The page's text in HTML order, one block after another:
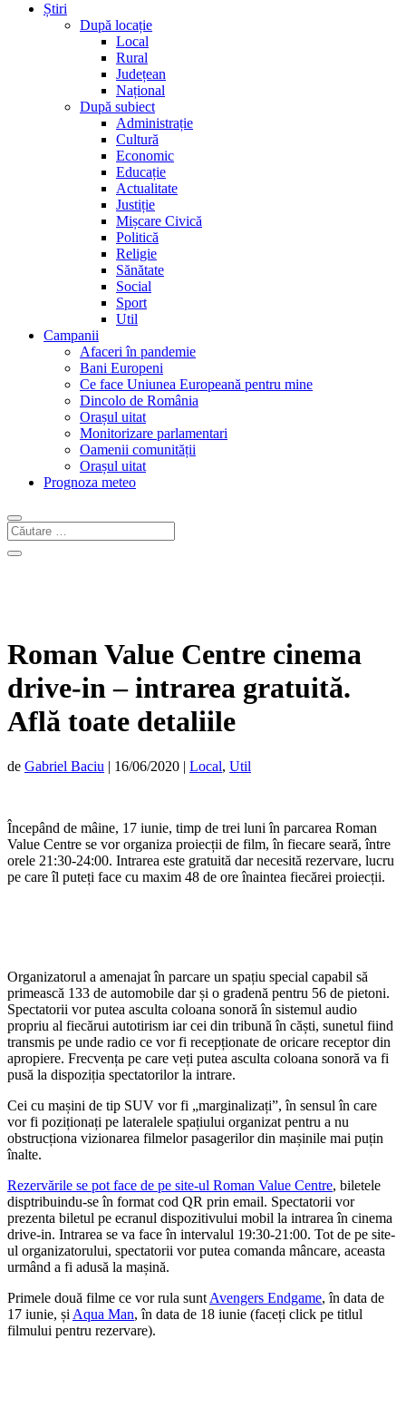
Știri
După locație
Local
Rural
Județean
Național
După subiect
Administrație
Cultură
Economic
Educație
Actualitate
Justiție
Mișcare Civică
Politică
Religie
Sănătate
Social
Sport
Util
Campanii
Afaceri în pandemie
Bani Europeni
Ce face Uniunea Europeană pentru mine
Dincolo de România
Orașul uitat
Monitorizare parlamentari
Oamenii comunității
Orașul uitat
Prognoza meteo
Roman Value Centre cinema
drive-in – intrarea gratuită.
Află toate detaliile
de Gabriel Baciu | 16/06/2020 | Local, Util
Începând de mâine, 17 iunie, timp de trei luni în parcarea Roman
Value Centre se vor organiza proiecții de film, în fiecare seară, între
orele 21:30-24:00. Intrarea este gratuită dar necesită rezervare, lucru
pe care îl puteți face cu maxim 48 de ore înaintea fiecărei proiecții.
Organizatorul a amenajat în parcare un spațiu special capabil să
primească 133 de automobile dar și o gradenă pentru 56 de pietoni.
Spectatorii vor putea asculta coloana sonoră în sistemul audio
propriu al fiecărui autotirism iar cei din tribună în căști, sunetul fiind
transmis pe unde radio ce vor fi recepționate de oricare receptor din
apropiere. Frecvența pe care veți putea asculta coloana sonoră va fi
pusă la dispoziția spectatorilor la intrare.
Cei cu mașini de tip SUV vor fi „marginalizați”, în sensul în care
vor fi poziționați pe lateralele spațiului organizat pentru a nu
obstrucționa vizionarea filmelor pasagerilor din mașinile mai puțin
înalte.
Rezervările se pot face de pe site-ul Roman Value Centre, biletele
disptribuindu-se în format cod QR prin email. Spectatorii vor
prezenta biletul pe ecranul dispozitivului mobil la intrarea în cinema
drive-in. Intrarea se va face în intervalul 19:30-21:00. Tot de pe site-
ul organizatorului, spectatorii vor putea comanda mâncare, aceasta
urmând a fi adusă la mașină.
Primele două filme ce vor rula sunt Avengers Endgame, în data de
17 iunie, și Aqua Man, în data de 18 iunie (faceți click pe titlul
filmului pentru rezervare).